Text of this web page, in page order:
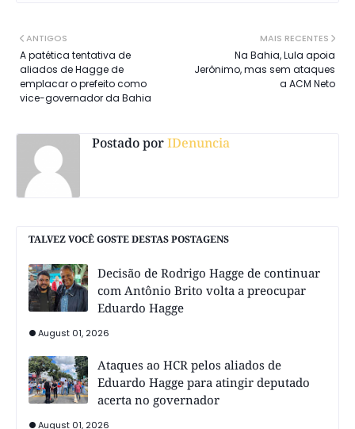
MAIS RECENTES
Na Bahia, Lula apoia
Jerônimo, mas sem ataques
a ACM Neto
ANTIGOS
A patética tentativa de
aliados de Hagge de
emplacar o prefeito como
vice-governador da Bahia
Postado porIDenuncia
TALVEZ VOCÊ GOSTE DESTAS POSTAGENS
Decisão de Rodrigo Hagge de continuar
com Antônio Brito volta a preocupar
Eduardo Hagge
August 01, 2026
Ataques ao HCR pelos aliados de
Eduardo Hagge para atingir deputado
acerta no governador
August 01, 2026